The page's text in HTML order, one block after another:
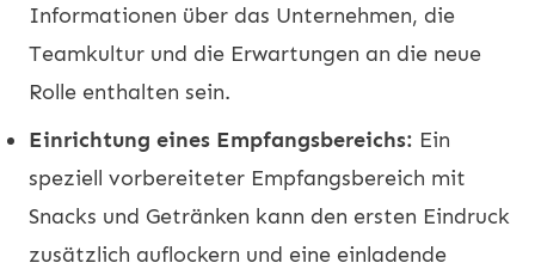
Informationen über das Unternehmen, die
Teamkultur und die Erwartungen an die neue
Rolle enthalten sein.
Einrichtung eines Empfangsbereichs: Ein
speziell vorbereiteter Empfangsbereich mit
Snacks und Getränken kann den ersten Eindruck
zusätzlich auflockern und eine einladende